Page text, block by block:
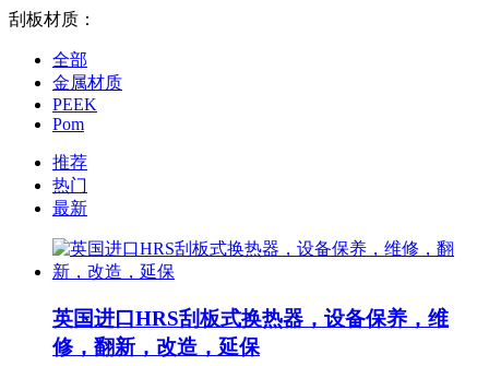
刮板材质：
全部
金属材质
PEEK
Pom
推荐
热门
最新
英国进口HRS刮板式换热器，设备保养，维
修，翻新，改造，延保